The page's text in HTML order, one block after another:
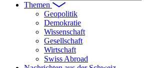
Themen
Geopolitik
Demokratie
Wissenschaft
Gesellschaft
Wirtschaft
Swiss Abroad